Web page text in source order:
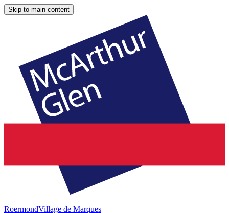
Skip to main content
RoermondVillage de Marques